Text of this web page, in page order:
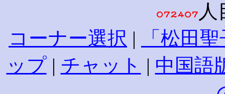
コーナー選択 |
「松田
ップ| チャット | 中国語